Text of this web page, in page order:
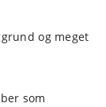
og meget
som